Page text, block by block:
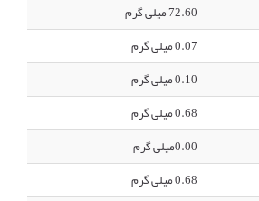
72.60 میلی گرم
0.07 میلی گرم
0.10 میلی گرم
0.68 میلی گرم
0.00میلی گرم
0.68 میلی گرم